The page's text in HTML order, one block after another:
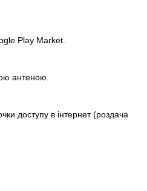
Play Market.
антеною.
доступу в інтернет (роздача